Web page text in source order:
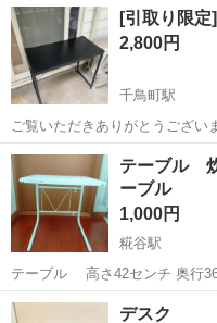
[引取り限
2,800円
千鳥町駅
ご覧いただきありがとうございます。 取りに来ていただけ
ります。(大田区) 昨年の6月に
えの為不要になりましたのでお
為、ボルトの一部が錆びていた...
東京 大田区 千鳥町駅
テーブル
ーブル
1,000円
糀谷駅
テーブル 高さ42センチ 奥行36
チ 使用済 ホコリ、汚れ有り 使
願いします
東京 大田区 糀谷駅
デスク